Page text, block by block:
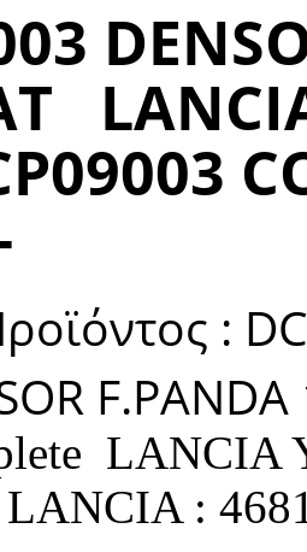
:
LANCIA
LANCIA :